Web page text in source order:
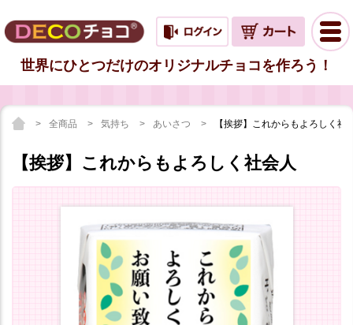
世界にひとつだけのオリジナルチョコを作ろう！
全商品 気持ち あいさつ 【挨拶】これからもよろしく社
【挨拶】これからもよろしく社会人